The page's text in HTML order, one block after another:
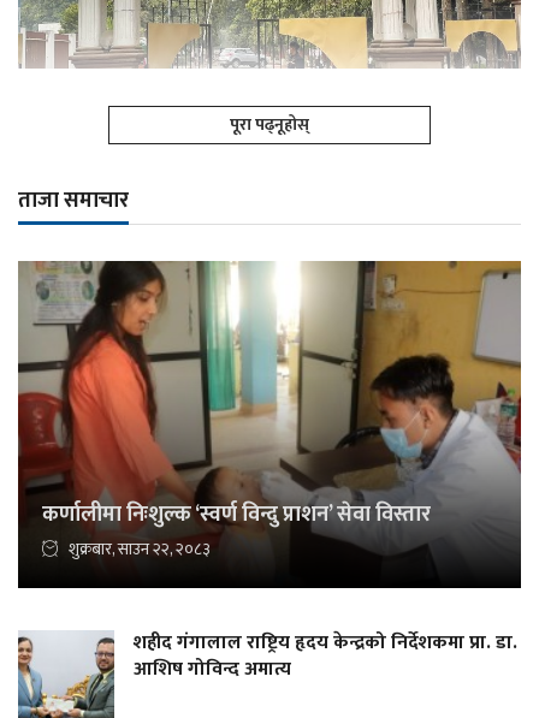
पूरा पढ्नूहोस्
ताजा समाचार
कर्णालीमा निःशुल्क ‘स्वर्ण विन्दु प्राशन’ सेवा विस्तार
शुक्रबार, साउन २२, २०८३
शहीद गंगालाल राष्ट्रिय हृदय केन्द्रको निर्देशकमा प्रा. डा.
आशिष गोविन्द अमात्य